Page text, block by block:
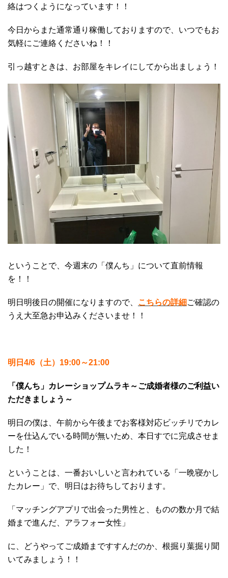
絡はつくようになっています！！
今日からまた通常通り稼働しておりますので、いつでもお
気軽にご連絡くださいね！！
引っ越すときは、お部屋をキレイにしてから出ましょう！
ということで、今週末の「僕んち」について直前情報
を！！
明日明後日の開催になりますので、 こちらの詳細 ご確認の
うえ大至急お申込みくださいませ！！
明日4/6（土）19:00～21:00
「僕んち」カレーショップムラキ～ご成婚者様のご利益い
ただきましょう～
明日の僕は、午前から午後までお客様対応ビッチリでカレ
ーを仕込んでいる時間が無いため、本日すでに完成させま
した！
ということは、一番おいしいと言われている「一晩寝かし
たカレー」で、明日はお待ちしております。
「マッチングアプリで出会った男性と、ものの数か月で結
婚まで進んだ、アラフォー女性」
に、どうやってご成婚まですすんだのか、根掘り葉掘り聞
いてみましょう！！